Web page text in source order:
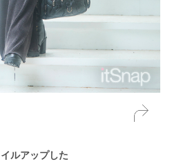
ルアップした